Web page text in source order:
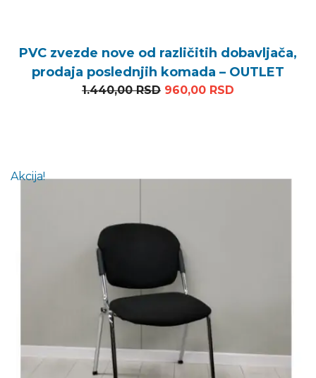
PVC zvezde nove od različitih dobavljača,
prodaja poslednjih komada – OUTLET
1.440,00RSD Originalna cena je bila:
960,00 RSD
Akcija!